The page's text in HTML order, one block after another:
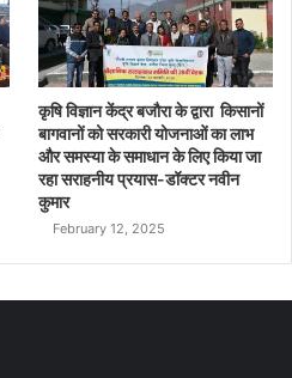
कृषि विज्ञान केंद्र बजौरा के द्वारा किसानों
बागवानों को सरकारी योजनाओं का लाभ
और समस्या के समाधान के लिए किया जा
रहा सराहनीय प्रयास-डॉक्टर नवीन
कुमार
February 12, 2025